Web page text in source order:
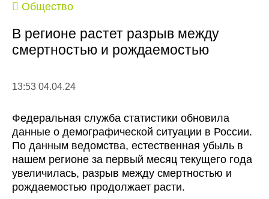
Общество
В регионе растет разрыв между
смертностью и рождаемостью
13:53 04.04.24
Федеральная служба статистики обновила
данные о демографической ситуации в России.
По данным ведомства, естественная убыль в
нашем регионе за первый месяц текущего года
увеличилась, разрыв между смертностью и
рождаемостью продолжает расти.